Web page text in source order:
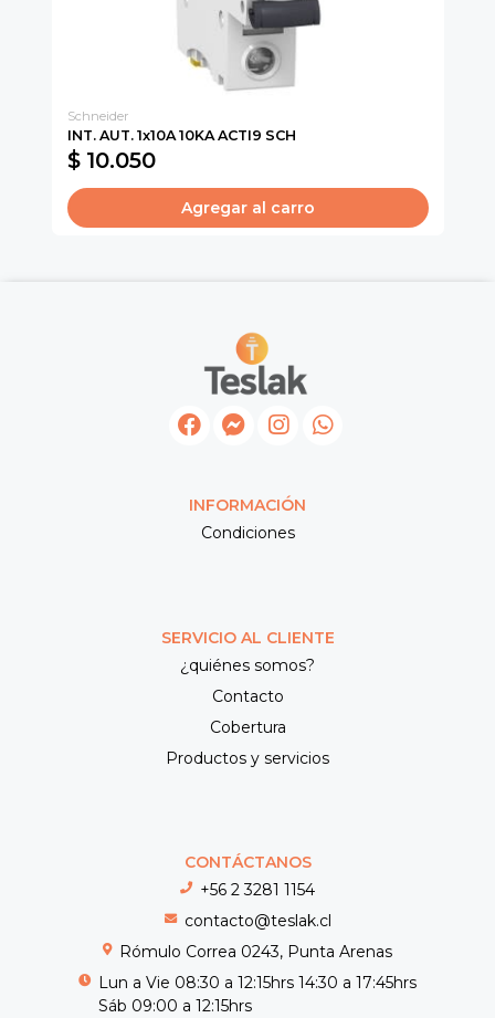
Schneider
INT. AUT. 1x10A 10KA ACTI9 SCH
$ 10.050
Agregar al carro
INFORMACIÓN
Condiciones
SERVICIO AL CLIENTE
¿quiénes somos?
Contacto
Cobertura
Productos y servicios
CONTÁCTANOS
+56 2 3281 1154
contacto@teslak.cl
Rómulo Correa 0243, Punta Arenas
Lun a Vie 08:30 a 12:15hrs 14:30 a 17:45hrs
Sáb 09:00 a 12:15hrs